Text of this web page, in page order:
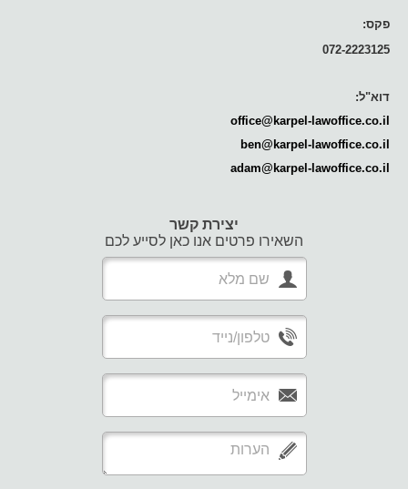
פקס:
072-2223125
דוא"ל:
office@karpel-lawoffice.co.il
ben@karpel-lawoffice.co.il
adam@karpel-lawoffice.co.il
יצירת קשר
השאירו פרטים אנו כאן לסייע לכם